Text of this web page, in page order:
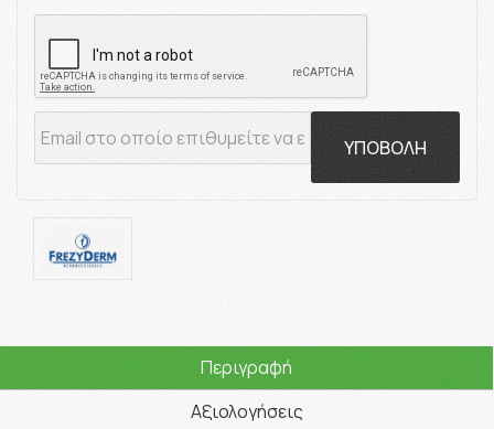
ΥΠΟΒΟΛΗ
Περιγραφή
Αξιολογήσεις